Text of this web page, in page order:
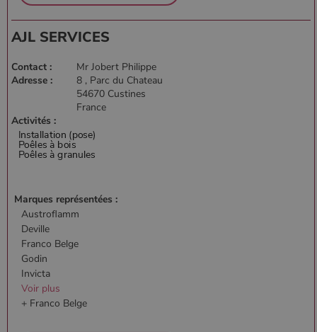
AJL SERVICES
Contact :
Mr Jobert Philippe
Adresse :
8 , Parc du Chateau
54670 Custines
France
Activités :
Marques représentées :
Austroflamm
Deville
Franco Belge
Godin
Invicta
Voir plus
+ Franco Belge